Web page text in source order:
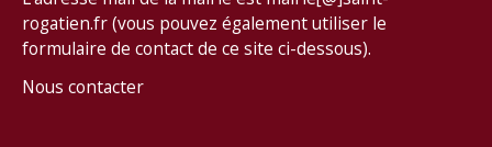
rogatien.fr (vous pouvez également utiliser le
formulaire de contact de ce site ci-dessous).
Nous contacter